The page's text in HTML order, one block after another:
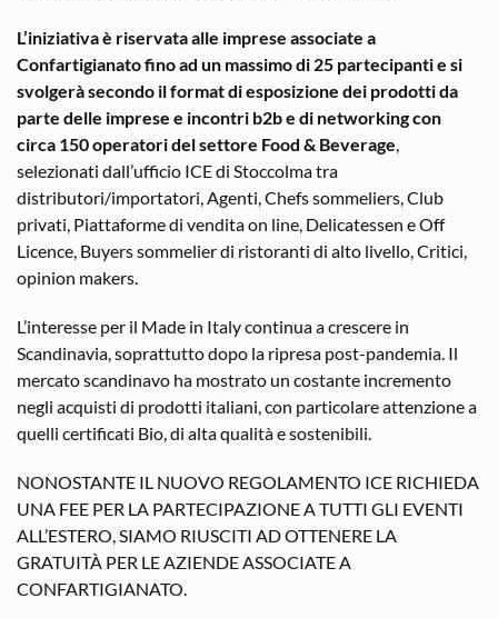
L’iniziativa è riservata alle imprese associate a
Confartigianato fino ad un massimo di 25 partecipanti e si
svolgerà secondo il format di esposizione dei prodotti da
parte delle imprese e incontri b2b e di networking con
circa 150 operatori del settore Food & Beverage,
selezionati dall’ufficio ICE di Stoccolma tra
distributori/importatori, Agenti, Chefs sommeliers, Club
privati, Piattaforme di vendita on line, Delicatessen e Off
Licence, Buyers sommelier di ristoranti di alto livello, Critici,
opinion makers.
L’interesse per il Made in Italy continua a crescere in
Scandinavia, soprattutto dopo la ripresa post-pandemia. Il
mercato scandinavo ha mostrato un costante incremento
negli acquisti di prodotti italiani, con particolare attenzione a
quelli certificati Bio, di alta qualità e sostenibili.
NONOSTANTE IL NUOVO REGOLAMENTO ICE RICHIEDA
UNA FEE PER LA PARTECIPAZIONE A TUTTI GLI EVENTI
ALL’ESTERO, SIAMO RIUSCITI AD OTTENERE LA
GRATUITÀ PER LE AZIENDE ASSOCIATE A
CONFARTIGIANATO.